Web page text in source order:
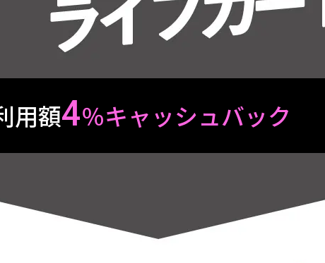
用額4％キャッシュバック